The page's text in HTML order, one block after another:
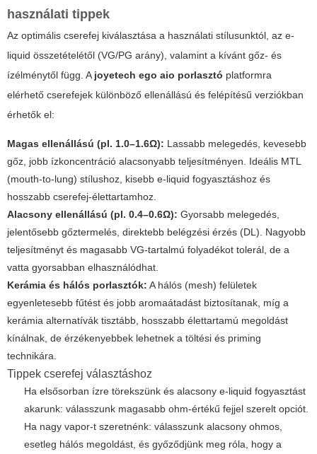
használati tippek
Az optimális cserefej kiválasztása a használati stílusunktól, az e-
liquid összetételétől (VG/PG arány), valamint a kívánt gőz- és
ízélménytől függ. Ajoyetech ego aio porlasztó platformra
elérhető cserefejek különböző ellenállású és felépítésű verziókban
érhetők el:
Magas ellenállású (pl. 1.0–1.6Ω): Lassabb melegedés, kevesebb
gőz, jobb ízkoncentráció alacsonyabb teljesítményen. Ideális MTL
(mouth-to-lung) stílushoz, kisebb e-liquid fogyasztáshoz és
hosszabb cserefej-élettartamhoz.
Alacsony ellenállású (pl. 0.4–0.6Ω): Gyorsabb melegedés,
jelentősebb gőztermelés, direktebb belégzési érzés (DL). Nagyobb
teljesítményt és magasabb VG-tartalmú folyadékot tolerál, de a
vatta gyorsabban elhasználódhat.
Kerámia és hálós porlasztók: A hálós (mesh) felületek
egyenletesebb fűtést és jobb aromaátadást biztosítanak, míg a
kerámia alternatívák tisztább, hosszabb élettartamú megoldást
kínálnak, de érzékenyebbek lehetnek a töltési és priming
technikára.
Tippek cserefej választáshoz
Ha elsősorban ízre törekszünk és alacsony e-liquid fogyasztást
akarunk: válasszunk magasabb ohm-értékű fejjel szerelt opciót.
Ha nagy vapor-t szeretnénk: válasszunk alacsony ohmos,
esetleg hálós megoldást, és győződjünk meg róla, hogy a